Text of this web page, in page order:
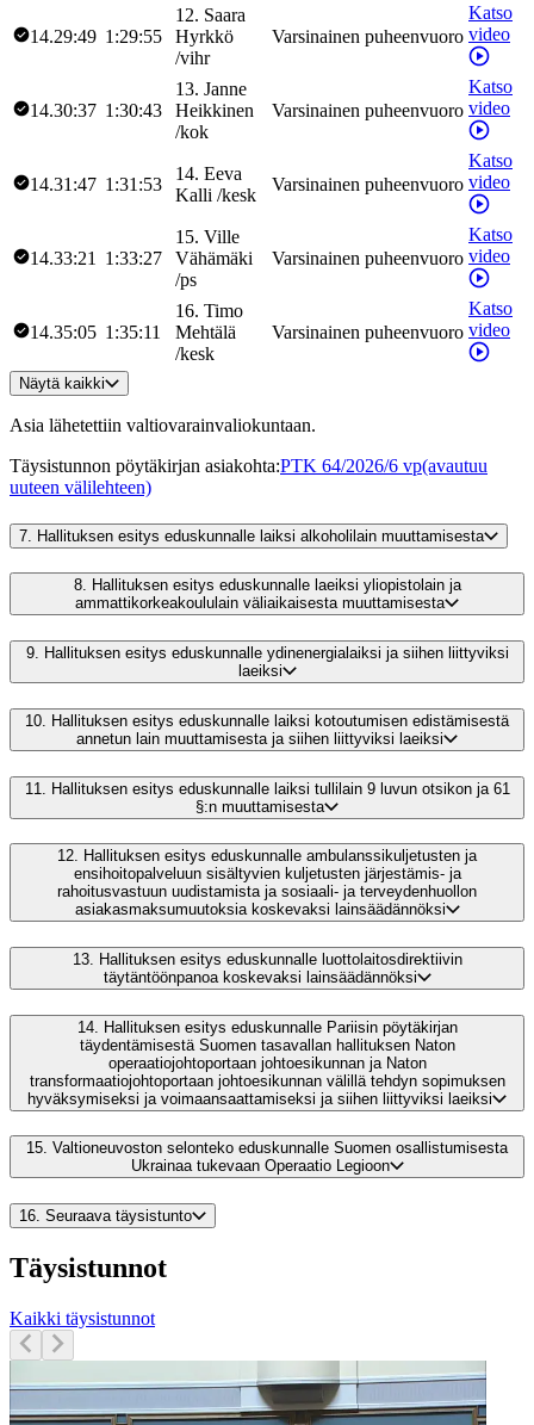
14.29:49 1:29:55
12. Saara
Hyrkkö
/vihr
Varsinainen puheenvuoro
Katso
video
14.30:37 1:30:43
13. Janne
Heikkinen
/kok
Varsinainen puheenvuoro
Katso
video
14.31:47 1:31:53
14. Eeva
Kalli /kesk
Varsinainen puheenvuoro
Katso
video
14.33:21 1:33:27
15. Ville
Vähämäki
/ps
Varsinainen puheenvuoro
Katso
video
14.35:05 1:35:11
16. Timo
Mehtälä
/kesk
Varsinainen puheenvuoro
Katso
video
Näytä kaikki
Asia lähetettiin valtiovarainvaliokuntaan.
Täysistunnon pöytäkirjan asiakohta:PTK 64/2026/6 vp(avautuu
uuteen välilehteen)
7. Hallituksen esitys eduskunnalle laiksi alkoholilain muuttamisesta
8. Hallituksen esitys eduskunnalle laeiksi yliopistolain ja
ammattikorkeakoululain väliaikaisesta muuttamisesta
9. Hallituksen esitys eduskunnalle ydinenergialaiksi ja siihen liittyviksi
laeiksi
10.
Hallituksen esitys eduskunnalle laiksi kotoutumisen edistämisestä
annetun lain muuttamisesta ja siihen liittyviksi laeiksi
11.
Hallituksen esitys eduskunnalle laiksi tullilain 9 luvun otsikon ja 61
§:n muuttamisesta
12. Hallituksen esitys eduskunnalle ambulanssikuljetusten ja
ensihoitopalveluun sisältyvien kuljetusten järjestämis- ja
rahoitusvastuun uudistamista ja sosiaali- ja terveydenhuollon
asiakasmaksumuutoksia koskevaksi lainsäädännöksi
13.
Hallituksen esitys eduskunnalle luottolaitosdirektiivin
täytäntöönpanoa koskevaksi lainsäädännöksi
14. Hallituksen esitys eduskunnalle Pariisin pöytäkirjan
täydentämisestä Suomen tasavallan hallituksen Naton
operaatiojohtoportaan johtoesikunnan ja Naton
transformaatiojohtoportaan johtoesikunnan välillä tehdyn sopimuksen
hyväksymiseksi ja voimaansaattamiseksi ja siihen liittyviksi laeiksi
15. Valtioneuvoston selonteko eduskunnalle Suomen osallistumisesta
Ukrainaa tukevaan Operaatio Legioon
16. Seuraava täysistunto
Täysistunnot
Kaikki täysistunnot